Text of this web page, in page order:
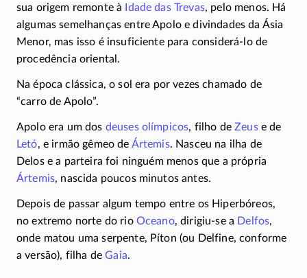
sua origem remonte à
Idade das Trevas, pelo menos. Há
algumas semelhanças entre Apolo e divindades da Ásia
Menor, mas isso é insuficiente para considerá-lode
procedência oriental.
Na época clássica, o sol era por vezes chamado de
“carro de Apolo”.
Apolo era um dos deuses olímpicos, filho deZeuse de
Letó, e irmão gêmeo de Ártemis. Nasceu na ilha de
Delos e a parteira foi ninguém menos que a própria
Ártemis, nascida poucos minutos antes.
Depois de passar algum tempo entre os Hiperbóreos,
no extremo norte do rio Oceano,dirigiu-sea Delfos,
onde matou uma serpente, Píton (ou Delfine, conforme
a versão), filha deGaia.